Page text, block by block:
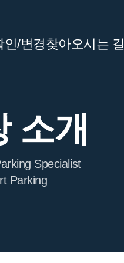
인/변경찾아오시는 길
소개
Specialist
Parking